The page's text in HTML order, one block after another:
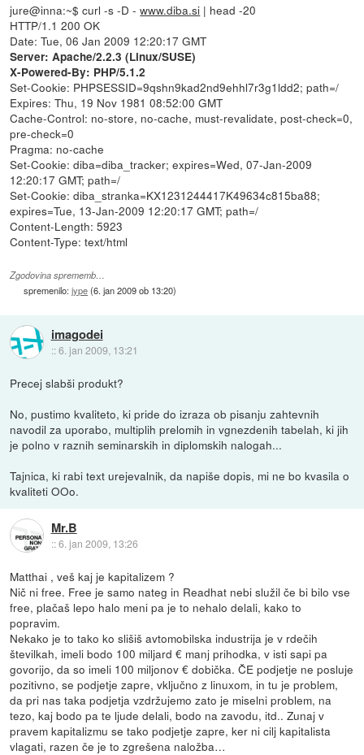
jure@inna:~$ curl -s -D -www.diba.si | head -20
HTTP/1.1 200 OK
Date: Tue, 06 Jan 2009 12:20:17 GMT
Server: Apache/2.2.3 (Linux/SUSE)
X-Powered-By: PHP/5.1.2
Set-Cookie: PHPSESSID=9qshn9kad2nd9ehhl7r3g1ldd2; path=/
Expires: Thu, 19 Nov 1981 08:52:00 GMT
Cache-Control: no-store, no-cache, must-revalidate, post-check=0,
pre-check=0
Pragma: no-cache
Set-Cookie: diba=diba_tracker; expires=Wed, 07-Jan-2009
12:20:17 GMT; path=/
Set-Cookie: diba_stranka=KX1231244417K49634c815ba88;
expires=Tue, 13-Jan-2009 12:20:17 GMT; path=/
Content-Length: 5923
Content-Type: text/html
Zgodovina sprememb…
spremenilo:jype(6. jan 2009 ob 13:20)
imagodei
::6. jan 2009, 13:21
Precej slabši produkt?
No, pustimo kvaliteto, ki pride do izraza ob pisanju zahtevnih
navodil za uporabo, multiplih prelomih in vgnezdenih tabelah, ki jih
je polno v raznih seminarskih in diplomskih nalogah...
Tajnica, ki rabi text urejevalnik, da napiše dopis, mi ne bo kvasila o
kvaliteti OOo.
Mr.B
::6. jan 2009, 13:26
Matthai , veš kaj je kapitalizem ?
Nič ni free. Free je samo nateg in Readhat nebi služil če bi bilo vse
free, plačaš lepo halo meni pa je to nehalo delali, kako to
popravim.
Nekako je to tako ko slišiš avtomobilska industrija je v rdečih
številkah, imeli bodo 100 miljard € manj prihodka, v isti sapi pa
govorijo, da so imeli 100 miljonov € dobička. ČE podjetje ne posluje
pozitivno, se podjetje zapre, vključno z linuxom, in tu je problem,
da pri nas taka podjetja vzdržujemo zato je miselni problem, na
tezo, kaj bodo pa te ljude delali, bodo na zavodu, itd.. Zunaj v
pravem kapitalizmu se tako podjetje zapre, ker ni cilj kapitalista
vlagati, razen če je to zgrešena naložba…